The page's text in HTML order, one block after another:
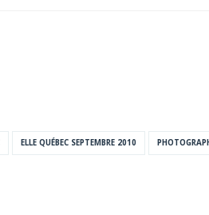
ELLE QUÉBEC SEPTEMBRE 2010